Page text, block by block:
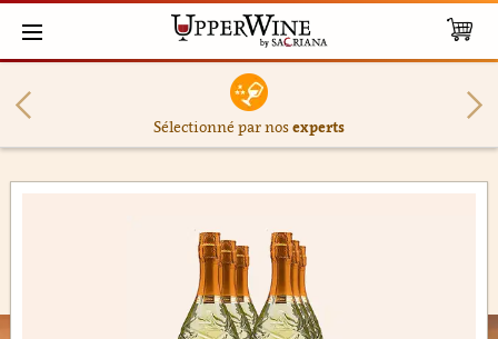
Sélectionné par nosexperts